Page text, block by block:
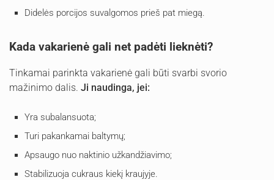
Didelės porcijos suvalgomos prieš pat miegą.
Kada vakarienė gali net padėti lieknėti?
Tinkamai parinkta vakarienė gali būti svarbi svorio
mažinimo dalis. Ji naudinga, jei:
Yra subalansuota;
Turi pakankamai baltymų;
Apsaugo nuo naktinio užkandžiavimo;
Stabilizuoja cukraus kiekį kraujyje.